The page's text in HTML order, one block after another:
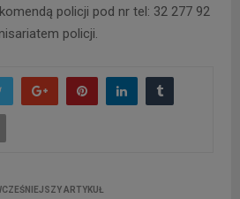
policji pod nr tel: 32 277 92
policji.
ARTYKUŁ